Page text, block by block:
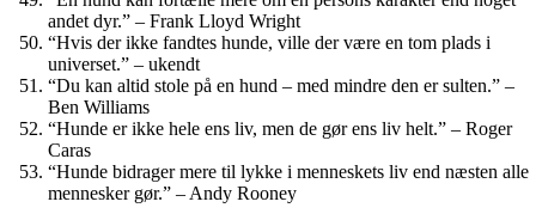
andet dyr.” – Frank Lloyd Wright
“Hvis der ikke fandtes hunde, ville der være en tom plads i
universet.” – ukendt
“Du kan altid stole på en hund – med mindre den er sulten.” –
Ben Williams
“Hunde er ikke hele ens liv, men de gør ens liv helt.” – Roger
Caras
“Hunde bidrager mere til lykke i menneskets liv end næsten alle
mennesker gør.” – Andy Rooney